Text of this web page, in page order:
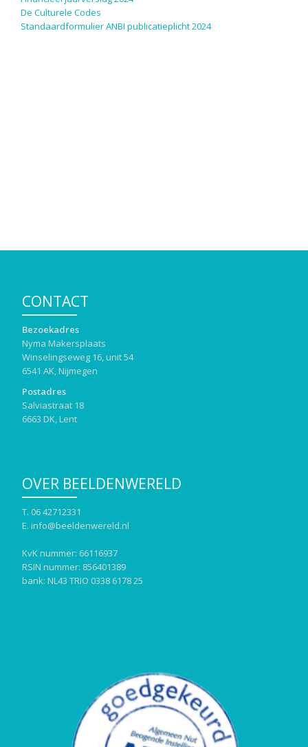
De Culturele Codes
Standaardformulier ANBI publicatieplicht 2024
CONTACT
Bezoekadres
Nyma Makersplaats
Winselingseweg 16, unit 54
6541 AK, Nijmegen
Postadres
Salviastraat 18
6663 DK, Lent
OVER BEELDENWERELD
T. 06 42712331
E. info@beeldenwereld.nl
KvK nummer: 66116937
RSIN nummer: 856401389
bank: NL43 TRIO 0338 6178 25